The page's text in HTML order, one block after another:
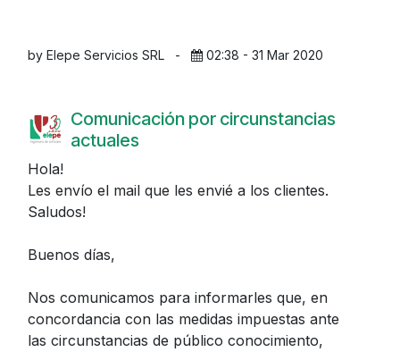
by Elepe Servicios SRL - 02:38 - 31 Mar 2020
Comunicación por circunstancias
actuales
Hola!
Les envío el mail que les envié a los clientes.
Saludos!
Buenos días,
Nos comunicamos para informarles que, en
concordancia con las medidas impuestas ante
las circunstancias de público conocimiento,